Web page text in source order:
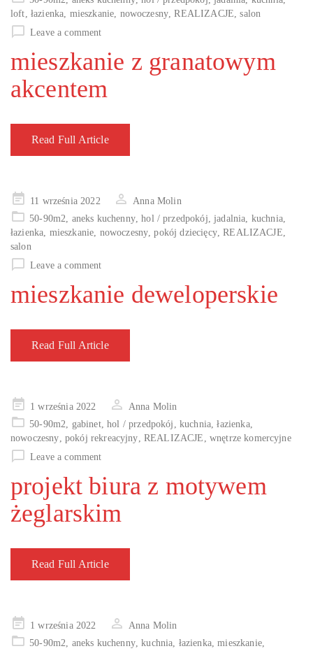
loft, łazienka, mieszkanie, nowoczesny,REALIZACJE,salon
Leave a comment
mieszkanie z granatowym
akcentem
Read Full Article
Posted
on
11 września 2022
Anna Molin
50-90m2, aneks kuchenny,hol / przedpokój,jadalnia, kuchnia,
łazienka, mieszkanie, nowoczesny,pokój dziecięcy,REALIZACJE,
salon
Leave a comment
mieszkanie deweloperskie
Read Full Article
Posted
on
1 września 2022
Anna Molin
50-90m2, gabinet,hol / przedpokój , kuchnia,łazienka,
nowoczesny, pokój rekreacyjny, REALIZACJE , wnętrze komercyjne
Leave a comment
projekt biura z motywem
żeglarskim
Read Full Article
Posted
on
1 września 2022
Anna Molin
50-90m2, aneks kuchenny,kuchnia, łazienka,mieszkanie,